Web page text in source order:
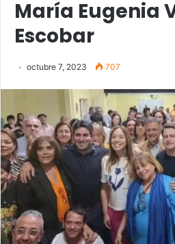
María Eugenia
Escobar
octubre 7, 2023 707